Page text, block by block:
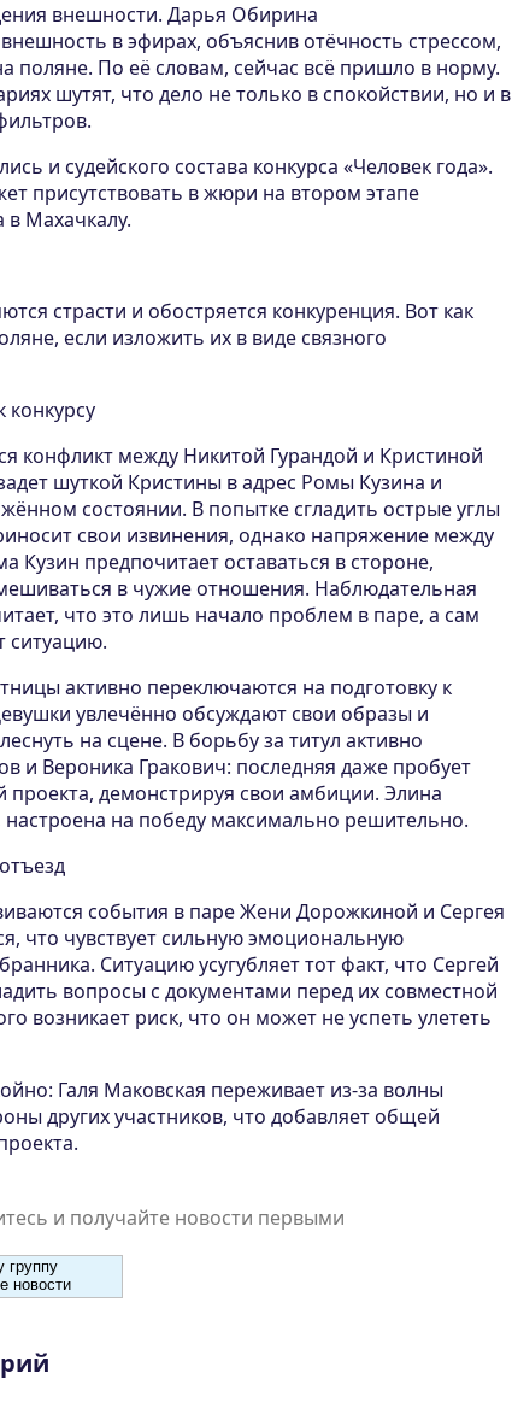
внешности. Дарья Обирина
в эфирах, объяснив отёчность стрессом,
поляне. По её словам, сейчас всё пришло в норму.
шутят, что дело не только в спокойствии, но и в
и судейского состава конкурса «Человек года».
присутствовать в жюри на втором этапе
в Махачкалу.
страсти и обостряется конкуренция. Вот как
если изложить их в виде связного
конкурсу
конфликт между Никитой Гурандой и Кристиной
шуткой Кристины в адрес Ромы Кузина и
состоянии. В попытке сгладить острые углы
свои извинения, однако напряжение между
Кузин предпочитает оставаться в стороне,
в чужие отношения. Наблюдательная
что это лишь начало проблем в паре, а сам
ситуацию.
активно переключаются на подготовку к
увлечённо обсуждают свои образы и
на сцене. В борьбу за титул активно
и Вероника Гракович: последняя даже пробует
демонстрируя свои амбиции. Элина
на победу максимально решительно.
события в паре Жени Дорожкиной и Сергея
что чувствует сильную эмоциональную
Ситуацию усугубляет тот факт, что Сергей
вопросы с документами перед их совместной
возникает риск, что он может не успеть улететь
Галя Маковская переживает из-за волны
других участников, что добавляет общей
и получайте новости первыми
группу
новости